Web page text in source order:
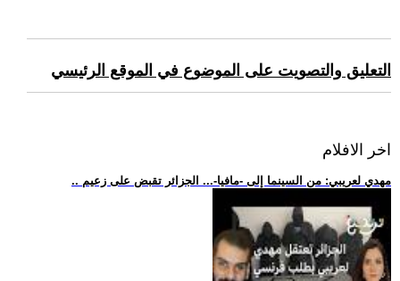
التعليق والتصويت على الموضوع في الموقع الرئيسي
اخر الافلام
.. مهدي لعريبي: من السينما إلى -مافيا-... الجزائر تقبض على زعيم